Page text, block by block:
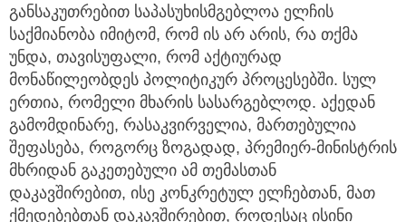
განსაკუთრებით საპასუხისმგებლოა ელჩის
საქმიანობა იმიტომ, რომ ის არ არის, რა თქმა
უნდა, თავისუფალი, რომ აქტიურად
მონაწილეობდეს პოლიტიკურ პროცესებში. სულ
ერთია, რომელი მხარის სასარგებლოდ. აქედან
გამომდინარე, რასაკვირველია, მართებულია
შეფასება, როგორც ზოგადად, პრემიერ-მინისტრის
მხრიდან გაკეთებული ამ თემასთან
დაკავშირებით, ისე კონკრეტულ ელჩებთან, მათ
ქმედებებთან დაკავშირებით, როდესაც ისინი